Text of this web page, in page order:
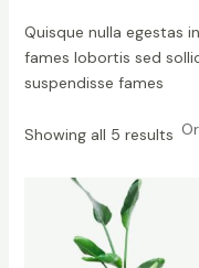
Quisque nulla egestas
fames lobortis sed
suspendisse fames
Showing all 5 results